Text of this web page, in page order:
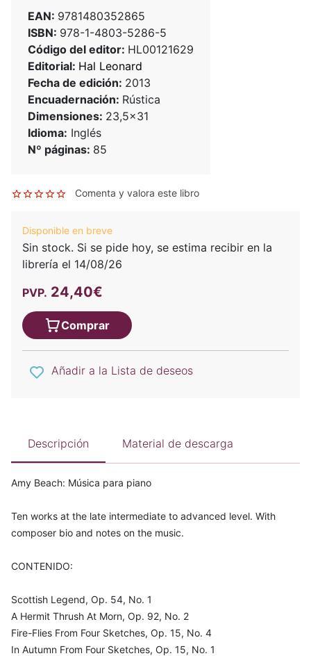
EAN: 9781480352865
ISBN: 978-1-4803-5286-5
Código del editor: HL00121629
Editorial: Hal Leonard
Fecha de edición: 2013
Encuadernación: Rústica
Dimensiones: 23,5x31
Idioma: Inglés
Nº páginas: 85
Comenta y valora este libro
Disponible en breve
Sin stock. Si se pide hoy, se estima recibir en la
librería el 14/08/26
PVP. 24,40€
Comprar
Añadir a la Lista de deseos
Descripción Material de descarga
Amy Beach: Música para piano
Ten works at the late intermediate to advanced level. With
composer bio and notes on the music.
CONTENIDO:
Scottish Legend, Op. 54, No. 1
A Hermit Thrush At Morn, Op. 92, No. 2
Fire-Flies From Four Sketches, Op. 15, No. 4
In Autumn From Four Sketches, Op. 15, No. 1